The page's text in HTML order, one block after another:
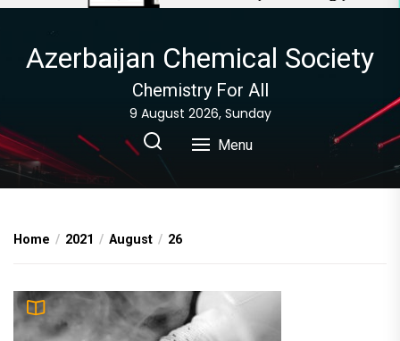
Azerbaijan Chemical Society
Chemistry For All
9 August 2026, Sunday
Menu
Home 2021 August 26